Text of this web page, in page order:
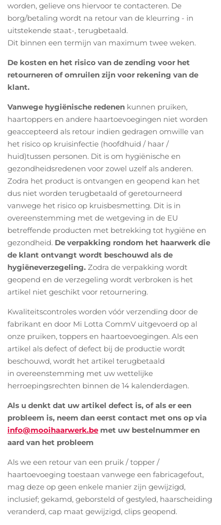
worden, gelieve ons hiervoor te contacteren. De
borg/betaling wordt na retour van de kleurring - in
uitstekende staat-, terugbetaald.
Dit binnen een termijn van maximum twee weken.
De kosten en het risico van de zending voor het
retourneren of omruilen zijn voor rekening van de
klant.
Vanwege hygiënische redenen kunnen pruiken,
haartoppers en andere haartoevoegingen niet worden
geaccepteerd als retour indien gedragen omwille van
het risico op kruisinfectie (hoofdhuid / haar /
huid)tussen personen. Dit is om hygiënische en
gezondheidsredenen voor zowel uzelf als anderen.
Zodra het product is ontvangen en geopend kan het
dus niet worden terugbetaald of geretourneerd
vanwege het risico op kruisbesmetting. Dit is in
overeenstemming met de wetgeving in de EU
betreffende producten met betrekking tot hygiëne en
gezondheid. De verpakking rondom het haarwerk die
de klant ontvangt wordt beschouwd als de
hygiëneverzegeling. Zodra de verpakking wordt
geopend en de verzegeling wordt verbroken is het
artikel niet geschikt voor retournering.
Kwaliteitscontroles worden vóór verzending door de
fabrikant en door Mi Lotta CommV uitgevoerd op al
onze pruiken, toppers en haartoevoegingen. Als een
artikel als defect of defect bij de productie wordt
beschouwd, wordt het artikel terugbetaald
in overeenstemming met uw wettelijke
herroepingsrechten binnen de 14 kalenderdagen.
Als u denkt dat uw artikel defect is, of als er een
probleem is, neem dan eerst contact met ons op via
info@mooihaarwerk.be met uw bestelnummer en
aard van het probleem
Als we een retour van een pruik / topper /
haartoevoeging toestaan ​​vanwege een fabricagefout,
mag deze op geen enkele manier zijn gewijzigd,
inclusief; gekamd, geborsteld of gestyled, haarscheiding
veranderd, cap maat gewijzigd, clips geopend.